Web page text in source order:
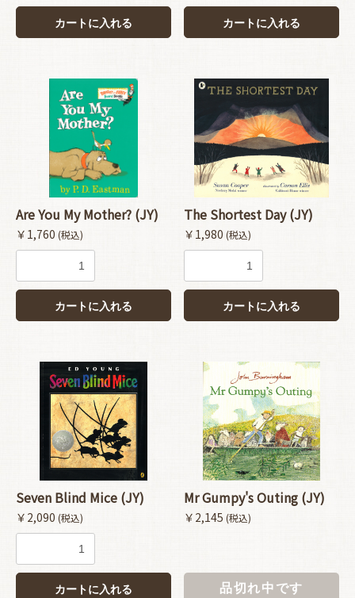
カートに入れる カートに入れる
Are You My Mother? (JY)
￥1,760 (税込)
カートに入れる
The Shortest Day (JY)
￥1,980 (税込)
カートに入れる
Seven Blind Mice (JY)
￥2,090 (税込)
カートに入れる
Mr Gumpy's Outing (JY)
￥2,145 (税込)
品切れ中です
お買い物を続ける カートへ進む